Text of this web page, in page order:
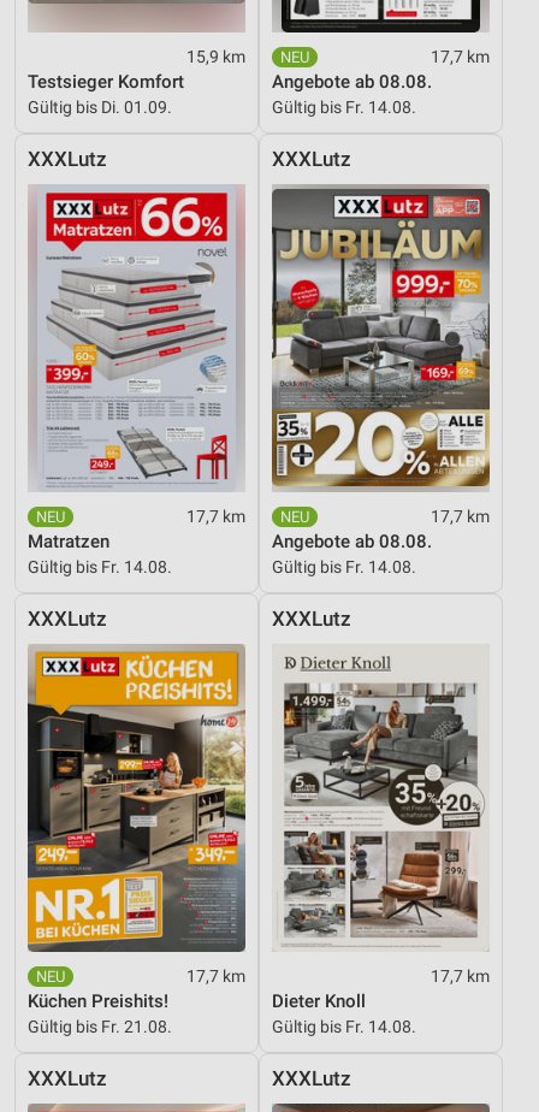
15,9 km
Testsieger Komfort
Gültig bis Di. 01.09.
17,7 km
Angebote ab 08.08.
Gültig bis Fr. 14.08.
XXXLutz
17,7 km
Matratzen
Gültig bis Fr. 14.08.
XXXLutz
17,7 km
Angebote ab 08.08.
Gültig bis Fr. 14.08.
XXXLutz
17,7 km
Küchen Preishits!
Gültig bis Fr. 21.08.
XXXLutz
17,7 km
Dieter Knoll
Gültig bis Fr. 14.08.
XXXLutz XXXLutz
Geräte anhand von aktiv angeforderten
Informationen identifizieren
Nicht-IAB-Verarbeitungszwecke:
Performance
Funktional
Werbung